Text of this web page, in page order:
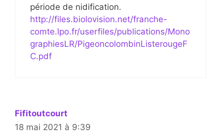
période de nidification.
http://files.biolovision.net/franche-
comte.lpo.fr/userfiles/publications/Mono
graphiesLR/PigeoncolombinListerougeF
C.pdf
Fifitoutcourt
18 mai 2021 à 9:39